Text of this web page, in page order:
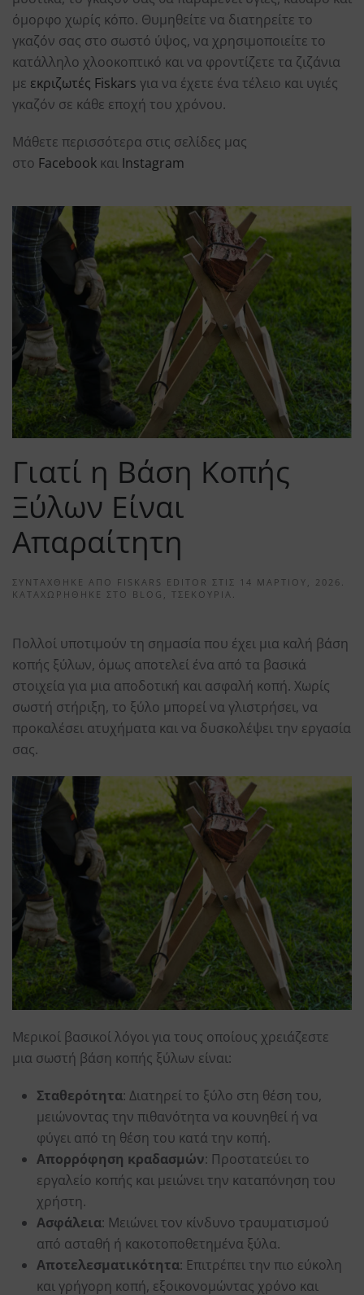
όμορφο χωρίς κόπο. Θυμηθείτε να διατηρείτε το
γκαζόν σας στο σωστό ύψος, να χρησιμοποιείτε το
κατάλληλο χλοοκοπτικό και να φροντίζετε τα ζιζάνια
με εκριζωτές Fiskars για να έχετε ένα τέλειο και υγιές
γκαζόν σε κάθε εποχή του χρόνου.
Μάθετε περισσότερα στις σελίδες μας
στο Facebook και Instagram
Γιατί η Βάση Κοπής
Ξύλων Είναι
Απαραίτητη
ΣΥΝΤΆΧΘΗΚΕ ΑΠΌ FISKARS EDITOR ΣΤΙΣ 14 ΜΑΡΤΊΟΥ, 2026 .
ΚΑΤΑΧΩΡΉΘΗΚΕ ΣΤΟ BLOG , ΤΣΕΚΟΎΡΙΑ .
Πολλοί υποτιμούν τη σημασία που έχει μια καλή βάση
κοπής ξύλων, όμως αποτελεί ένα από τα βασικά
στοιχεία για μια αποδοτική και ασφαλή κοπή. Χωρίς
σωστή στήριξη, το ξύλο μπορεί να γλιστρήσει, να
προκαλέσει ατυχήματα και να δυσκολέψει την εργασία
σας.
Μερικοί βασικοί λόγοι για τους οποίους χρειάζεστε
μια σωστή βάση κοπής ξύλων είναι:
Σταθερότητα: Διατηρεί το ξύλο στη θέση του,
μειώνοντας την πιθανότητα να κουνηθεί ή να
φύγει από τη θέση του κατά την κοπή.
Απορρόφηση κραδασμών: Προστατεύει το
εργαλείο κοπής και μειώνει την καταπόνηση του
χρήστη.
Ασφάλεια: Μειώνει τον κίνδυνο τραυματισμού
από ασταθή ή κακοτοποθετημένα ξύλα.
Αποτελεσματικότητα: Επιτρέπει την πιο εύκολη
και γρήγορη κοπή, εξοικονομώντας χρόνο και